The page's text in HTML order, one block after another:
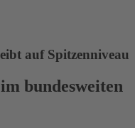
auf Spitzenniveau
bundesweiten